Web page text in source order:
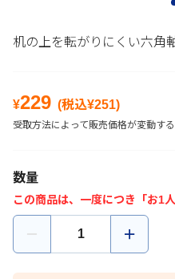
机の上を転がりにくい六角
¥229 (税込¥251)
受取方法によって販売価格が変動する
数量
この商品は、一度につき「お1